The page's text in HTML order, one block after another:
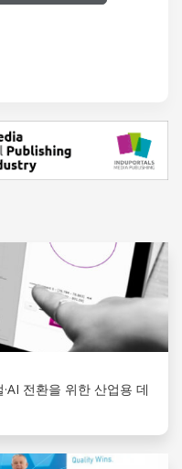
전환을 위한 산업용 데